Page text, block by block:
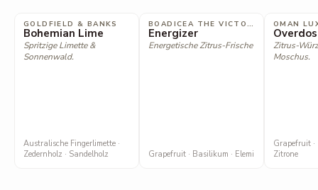
GOLDFIELD & BANKS
Bohemian Lime
Spritzige Limette &
Sonnenwald.
Australische Fingerlimette ·
Zedernholz · Sandelholz
BOADICEA THE VICTORIOUS
Energizer
Energetische Zitrus-Frische
Grapefruit · Basilikum · Elemi
OMAN
Zitrus-
Moschus.
Grapefruit ·
Zitrone